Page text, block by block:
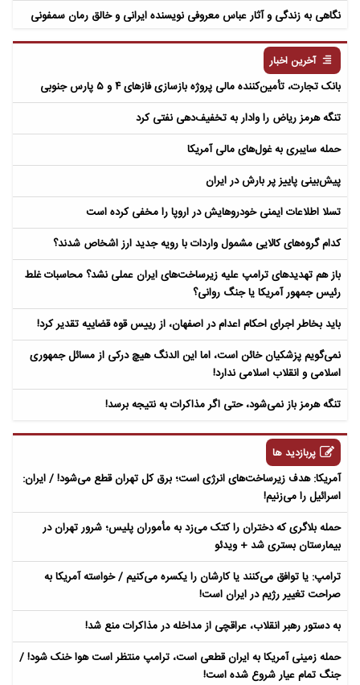
نگاهی به زندگی و آثار عباس معروفی نویسنده ایرانی و خالق رمان سمفونی
آخرین اخبار
بانک تجارت، تأمین‌کننده مالی پروژه بازسازی فازهای ۴ و ۵ پارس جنوبی
تنگه هرمز ریاض را وادار به تخفیف‌دهی نفتی کرد
حمله سایبری به غول‌های مالی آمریکا
پیش‌بینی پاییز پر بارش در ایران
تسلا اطلاعات ایمنی خودروهایش در اروپا را مخفی کرده است
کدام گروه‌های کالایی مشمول واردات با رویه جدید ارز اشخاص شدند؟
باز هم تهدیدهای ترامپ علیه زیرساخت‌های ایران عملی نشد؟ محاسبات غلط
رئیس جمهور آمریکا یا جنگ روانی؟
باید بخاطر اجرای احکام اعدام در اصفهان، از رییس قوه قضاییه تقدیر کرد!
نمی‌گویم پزشکیان خائن است، اما این الدنگ هیچ درکی از مسائل جمهوری
اسلامی و انقلاب اسلامی ندارد!
تنگه هرمز باز نمی‌شود، حتی اگر مذاکرات به نتیجه برسد!
پربازدید ها
آمریکا: هدف زیرساخت‌های انرژی است؛ برق کل تهران قطع می‌شود! / ایران:
اسرائیل را می‌زنیم!
حمله بلاگری که دختران را کتک می‌زد به مأموران پلیس؛ شرور تهران در
بیمارستان بستری شد + ویدئو
ترامپ: یا توافق می‌کنند یا کارشان را یکسره می‌کنیم / خواسته آمریکا به
صراحت تغییر رژیم در ایران است!
به دستور رهبر انقلاب، عراقچی از مداخله در مذاکرات منع شد!
حمله زمینی آمریکا به ایران قطعی است، ترامپ منتظر است هوا خنک شود! /
جنگ تمام عیار شروع شده است!